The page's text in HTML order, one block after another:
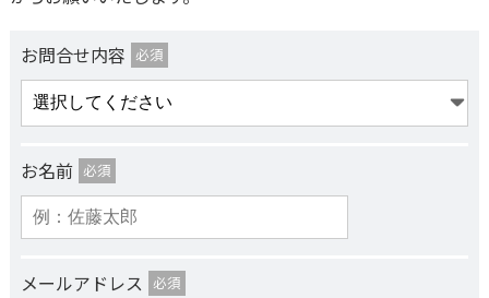
お問合せ内容 必須
お名前 必須
メールアドレス 必須